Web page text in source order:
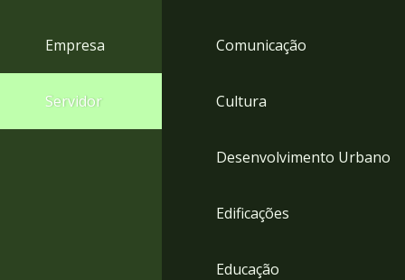
menu
para
Empresa
Servidor
Comunicação
Cultura
Desenvolvimento Urbano
Edificações
Educação